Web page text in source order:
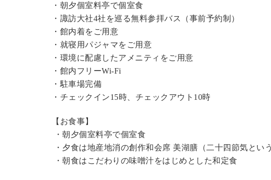
・朝夕個室料亭で個室食
・諏訪大社4社を巡る無料参拝バス（事前予約制）
・館内着をご用意
・就寝用パジャマをご用意
・環境に配慮したアメニティをご用意
・館内フリーWi-Fi
・駐車場完備
・チェックイン15時、チェックアウト10時
【お食事】
・朝夕個室料亭で個室食
・夕食は地産地消の創作和会席 美湖膳（二十四節気とい
・朝食はこだわりの味噌汁をはじめとした和定食